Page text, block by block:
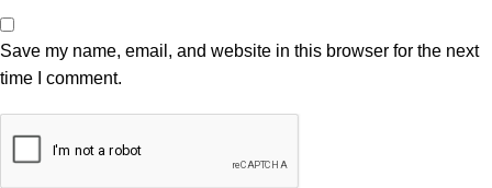
Save my name, email, and website in this browser for the next
time I comment.